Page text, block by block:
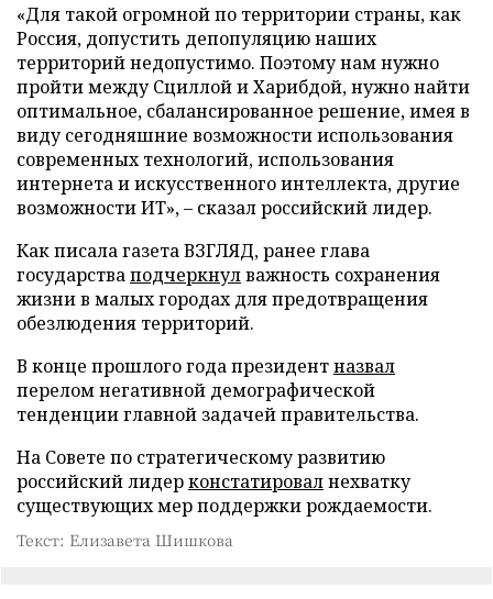
«Для такой огромной по территории страны, как
Россия, допустить депопуляцию наших
территорий недопустимо. Поэтому нам нужно
пройти между Сциллой и Харибдой, нужно найти
оптимальное, сбалансированное решение, имея в
виду сегодняшние возможности использования
современных технологий, использования
интернета и искусственного интеллекта, другие
возможности ИТ», – сказал российский лидер.
Как писала газета ВЗГЛЯД, ранее глава
государстваподчеркнулважность сохранения
жизни в малых городах для предотвращения
обезлюдения территорий.
В конце прошлого года президентназвал
перелом негативной демографической
тенденции главной задачей правительства.
На Совете по стратегическому развитию
российский лидерконстатировалнехватку
существующих мер поддержки рождаемости.
Текст: Елизавета Шишкова